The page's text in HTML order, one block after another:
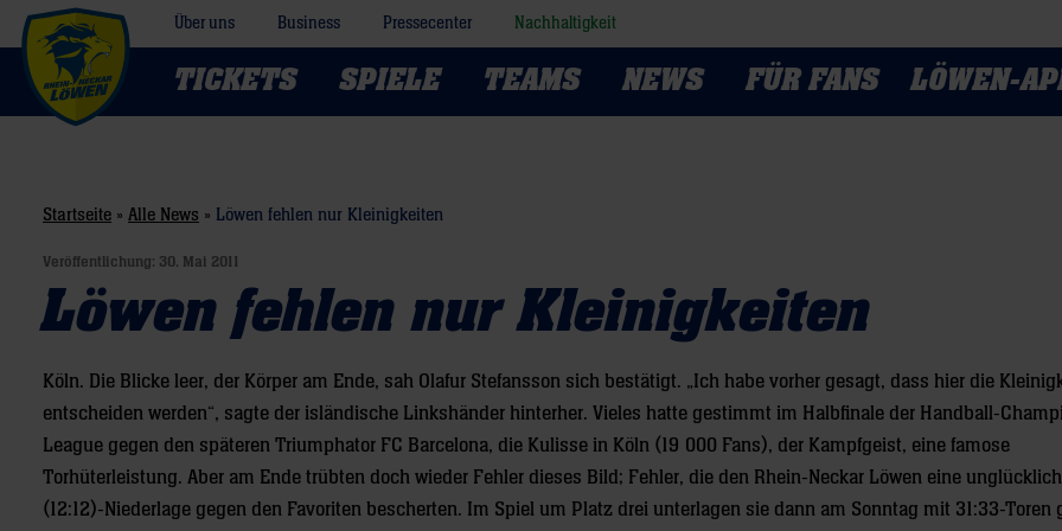
Über uns Business Pressecenter Nachhaltigkeit
TICKETS SPIELE TEAMS NEWS FÜR FANS LÖWEN-
Startseite » Alle News » Löwen fehlen nur Kleinigkeiten
Veröffentlichung: 30. Mai 2011
Löwen fehlen nur Kleinigkeiten
Köln. Die Blicke leer, der Körper am Ende, sah Olafur Stefansson sich bestätigt. „Ich habe vorher gesagt, dass hier die
entscheiden werden“, sagte der isländische Linkshänder hinterher. Vieles hatte gestimmt im Halbfinale der Handball-
League gegen den späteren Triumphator FC Barcelona, die Kulisse in Köln (19 000 Fans), der Kampfgeist, eine famose
Torhüterleistung. Aber am Ende trübten doch wieder Fehler dieses Bild; Fehler, die den Rhein-Neckar Löwen eine
(12:12)-Niederlage gegen den Favoriten bescherten. Im Spiel um Platz drei unterlagen sie dann am Sonntag mit 31:33-Toren